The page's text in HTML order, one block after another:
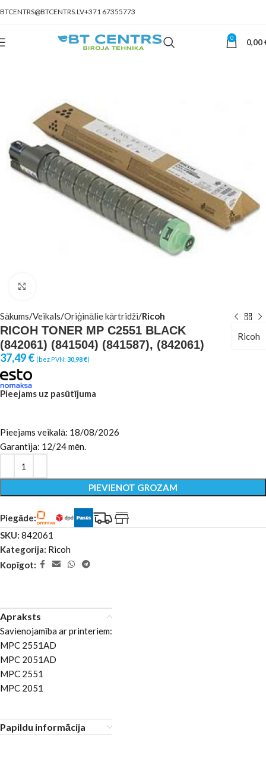
BTCENTRS@BTCENTRS.LV+371 67355773
0 0,00
Sākums Veikals Oriģinālie kārtridži Ricoh
RICOH TONER MP C2551 BLACK
(842061) (841504) (841587), (842061)
Ricoh
37,49€ (bez PVN: 30,98€)
Pieejams uz pasūtījuma
Pieejams veikalā: 18/08/2026
Garantija: 12/24 mēn.
PIEVIENOT GROZAM
Piegāde:
SKU: 842061
Kategorija: Ricoh
Kopīgot:
Apraksts
Savienojamība ar printeriem:
MPC 2551AD
MPC 2051AD
MPC 2551
MPC 2051
Papildu informācija